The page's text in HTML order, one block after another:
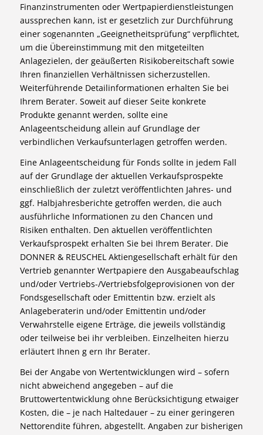
Finanzinstrumenten oder Wertpapierdienstleistungen
aussprechen kann, ist er gesetzlich zur Durchführung
einer sogenannten „Geeignetheitsprüfung“ verpflichtet,
um die Übereinstimmung mit den mitgeteilten
Anlagezielen, der geäußerten Risikobereitschaft sowie
Ihren finanziellen Verhältnissen sicherzustellen.
Weiterführende Detailinformationen erhalten Sie bei
Ihrem Berater. Soweit auf dieser Seite konkrete
Produkte genannt werden, sollte eine
Anlageentscheidung allein auf Grundlage der
verbindlichen Verkaufsunterlagen getroffen werden.
Eine Anlageentscheidung für Fonds sollte in jedem Fall
auf der Grundlage der aktuellen Verkaufsprospekte
einschließlich der zuletzt veröffentlichten Jahres- und
ggf. Halbjahresberichte getroffen werden, die auch
ausführliche Informationen zu den Chancen und
Risiken enthalten. Den aktuellen veröffentlichten
Verkaufsprospekt erhalten Sie bei Ihrem Berater. Die
DONNER & REUSCHEL Aktiengesellschaft erhält für den
Vertrieb genannter Wertpapiere den Ausgabeaufschlag
und/oder Vertriebs-/Vertriebsfolgeprovisionen von der
Fondsgesellschaft oder Emittentin bzw. erzielt als
Anlageberaterin und/oder Emittentin und/oder
Verwahrstelle eigene Erträge, die jeweils vollständig
oder teilweise bei ihr verbleiben. Einzelheiten hierzu
erläutert Ihnen g ern Ihr Berater.
Bei der Angabe von Wertentwicklungen wird – sofern
nicht abweichend angegeben – auf die
Bruttowertentwicklung ohne Berücksichtigung etwaiger
Kosten, die – je nach Haltedauer – zu einer geringeren
Nettorendite führen, abgestellt. Angaben zur bisherigen